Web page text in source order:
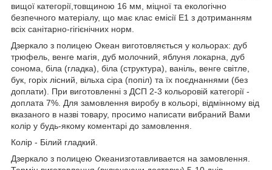
вищої категорії,товщиною 16 мм, міцної та екологічно
безпечного матеріалу, що має клас емісії Е1 з дотриманням
всіх санітарно-гігієнічних норм.
Дзеркало з полицею Океан виготовляється у кольорах: дуб
трюфель, венге магія, дуб молочний, яблуня локарна, дуб
сонома, біла (гладка), біла (структура), ваніль, венге світле,
бук, горіх лісний, вільха сіра (попіл) та їх поєднаннями (без
доплати). При виготовленні з ДСП 2-3 кольоровій категорії -
доплата 7%. Для замовлення виробу в кольорі, відмінному від
вказаного в назві товару, просимо написати вибраний Вами
колір у будь-якому коментарі до замовлення.
Колір - Білий гладкий.
Дзеркало з полицею Океанизготавливается на замовлення.